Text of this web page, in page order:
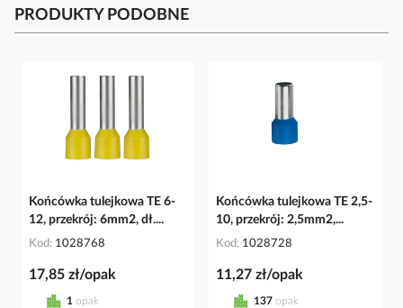
PRODUKTY PODOBNE
Końcówka tulejkowa TE 6-
12, przekrój: 6mm2, dł....
Kod 1028768
17,85 zł/opak
1 opak
Końcówka tulejkowa TE 2,5-
10, przekrój: 2,5mm2,...
Kod 1028728
11,27 zł/opak
137 opak